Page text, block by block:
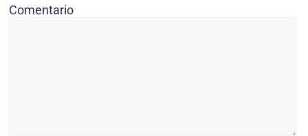
Comentario